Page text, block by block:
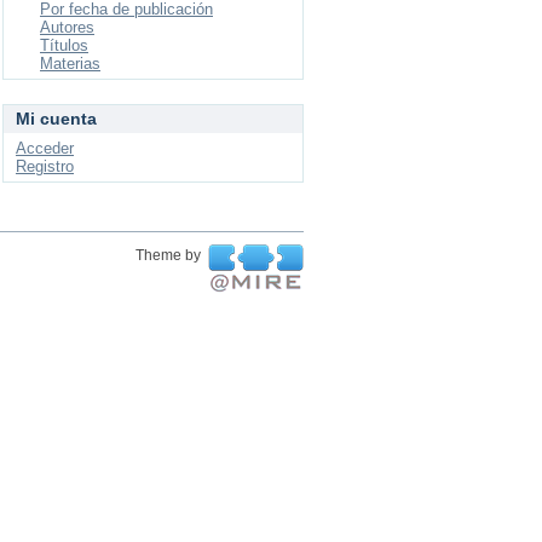
Por fecha de publicación
Autores
Títulos
Materias
Mi cuenta
Acceder
Registro
Theme by